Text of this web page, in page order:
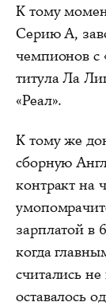
К тому
Серию А,
чемпионов с
титула Ла
«Реал».
К тому же
сборную
контракт на
зарплатой в
когда
считались
оставалось